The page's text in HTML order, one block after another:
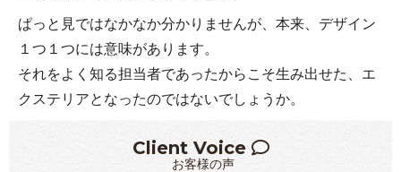
ぱっと見ではなかなか分かりませんが、本来、デザイン
１つ１つには意味があります。
それをよく知る担当者であったからこそ生み出せた、エ
クステリアとなったのではないでしょうか。
Client Voice
お客様の声